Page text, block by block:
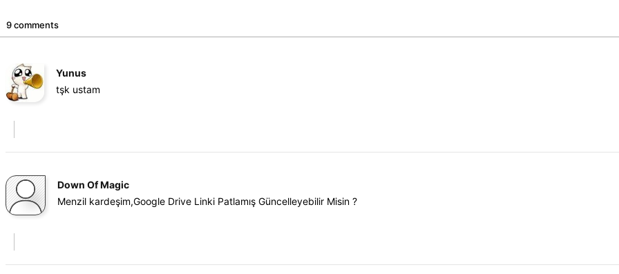
9 comments
Yunus
tşk ustam
Down Of Magic
Menzil kardeşim,Google Drive Linki Patlamış Güncelleyebilir Misin ?